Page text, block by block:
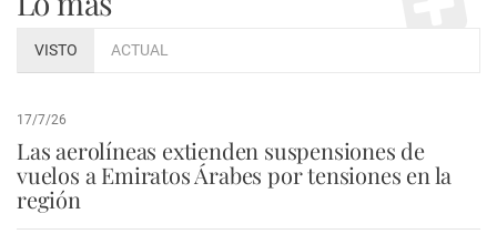
VISTO ACTUAL
17/7/26
Las aerolíneas extienden suspensiones de
vuelos a Emiratos Árabes por tensiones en la
región